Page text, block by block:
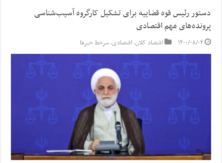
دستور رئیس قوه قضاییه برای تشکیل کارگروه آسیب‌شناسی
پرونده‌های مهم اقتصادی
۱۴۰۰/۰۸/۰۴ اقتصاد کلان,اقتصادی,سرخط خبرها